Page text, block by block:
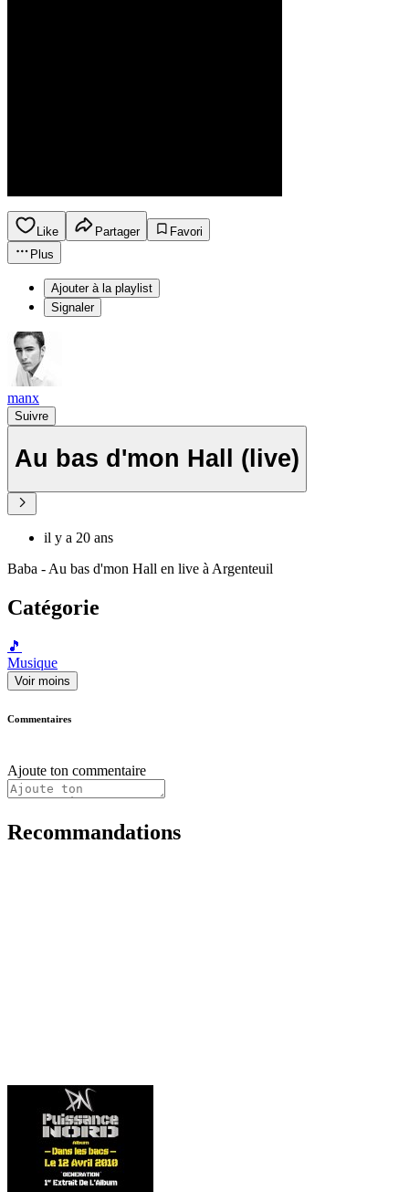
Like Partager
Favori
Plus
Ajouter à la playlist
Signaler
manx
Suivre
Au bas d'mon Hall (live)
il y a 20 ans
Baba - Au bas d'mon Hall en live à Argenteuil
Catégorie
🎵
Musique
Voir moins
Commentaires
Ajoute ton commentaire
Recommandations